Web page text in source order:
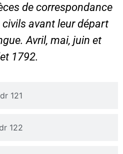
dr 121
dr 122
de correspondance
avant leur départ
Avril, mai, juin et
1792.